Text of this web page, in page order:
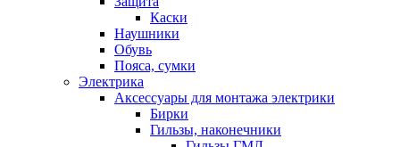
Каски
Наушники
Обувь
Пояса, сумки
Электрика
Аксессуары для монтажа электрики
Бирки
Гильзы, наконечники